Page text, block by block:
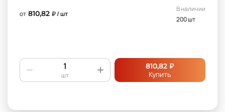
от 810,82 ₽ / шт
В наличии
200 шт
шт
810,82 ₽
Купить